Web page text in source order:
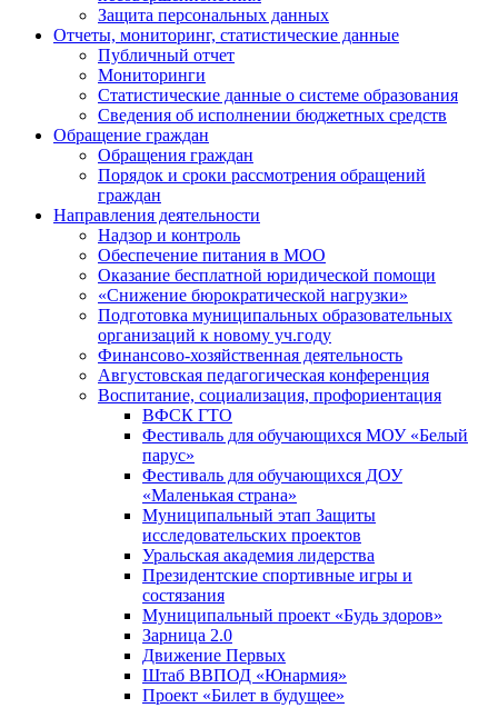
Защита персональных данных
Отчеты, мониторинг, статистические данные
Публичный отчет
Мониторинги
Статистические данные о системе образования
Сведения об исполнении бюджетных средств
Обращение граждан
Обращения граждан
Порядок и сроки рассмотрения обращений
граждан
Направления деятельности
Надзор и контроль
Обеспечение питания в МОО
Оказание бесплатной юридической помощи
«Снижение бюрократической нагрузки»
Подготовка муниципальных образовательных
организаций к новому уч.году
Финансово-хозяйственная деятельность
Августовская педагогическая конференция
Воспитание, социализация, профориентация
ВФСК ГТО
Фестиваль для обучающихся МОУ «Белый
парус»
Фестиваль для обучающихся ДОУ
«Маленькая страна»
Муниципальный этап Защиты
исследовательских проектов
Уральская академия лидерства
Президентские спортивные игры и
состязания
Муниципальный проект «Будь здоров»
Зарница 2.0
Движение Первых
Штаб ВВПОД «Юнармия»
Проект «Билет в будущее»